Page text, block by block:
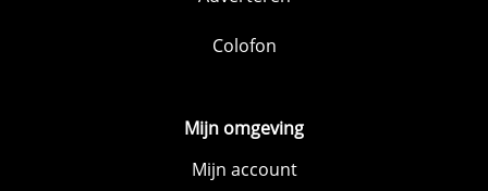
Colofon
Mijn omgeving
Mijn account